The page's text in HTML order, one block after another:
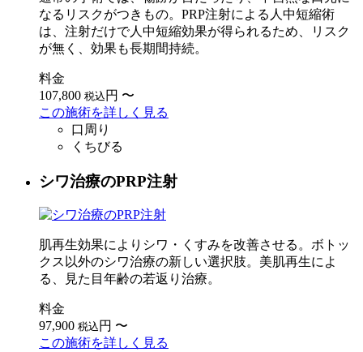
なるリスクがつきもの。PRP注射による人中短縮術
は、注射だけで人中短縮効果が得られるため、リスク
が無く、効果も長期間持続。
料金
107,800 税込 円 〜
この施術を詳しく見る
口周り
くちびる
シワ治療のPRP注射
肌再生効果によりシワ・くすみを改善させる。ボトッ
クス以外のシワ治療の新しい選択肢。美肌再生によ
る、見た目年齢の若返り治療。
料金
97,900 税込 円 〜
この施術を詳しく見る